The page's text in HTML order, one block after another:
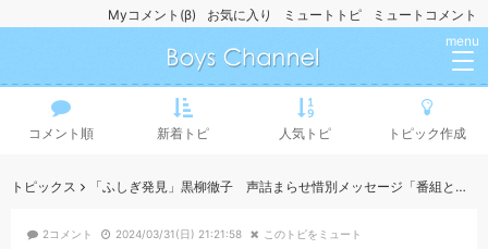
ミュートコメント
ミュートトピ
お気に入り
Myコメント(β)
menu
コメント順 新着トピ 人気トピ トピック作成
トピックス 「ふしぎ発見」黒柳徹子 声詰まらせ惜別メッセージ「番組とはさようならしても歴史の勉強を」
2コメント 2024/03/31(日) 21:21:58 このトピをミュート